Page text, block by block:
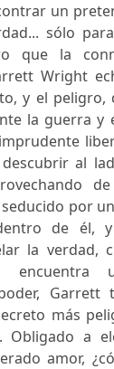
un
sólo
que la
Wright
y el peligro,
la guerra y
al
por
de él,
la verdad,
encuentra
Garrett
más
Obligado a
amor,